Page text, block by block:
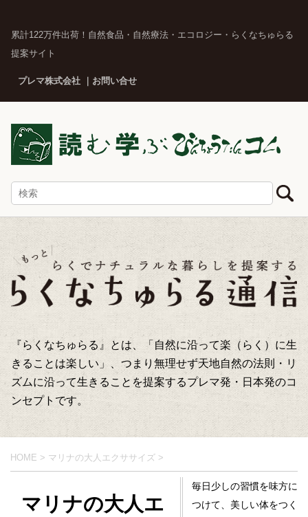
累計122万件出荷！自然食品・自然療法・エコロジー・らくなちゅらる
提案サイト
プレマ株式会社 お問い合せ
『らくなちゅらる』とは、「自然に沿って楽（らく）に生
きることは楽しい」、つまり無理せず天地自然の法則・リ
ズムに沿って生きることを提案するプレマ発・日本発のコ
ンセプトです。
HOME > マリナの大人エクササイズ >
マリナの大人エ
毎日少しの習慣を味方に
つけて、美しい体をつく